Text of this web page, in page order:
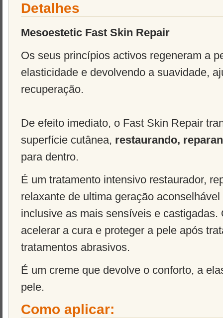
Detalhes
Mesoestetic Fast Skin Repair
Os seus princípios activos regeneram a
elasticidade e devolvendo a suavidade,
recuperação.
De efeito imediato, o Fast Skin Repair
superfície cutânea, restaurando,
para dentro.
É um tratamento intensivo restaurador,
relaxante de ultima geração
inclusive as mais sensíveis e castigadas.
acelerar a cura e proteger a pele após
tratamentos abrasivos.
É um creme que devolve o conforto, a
pele.
Como aplicar: